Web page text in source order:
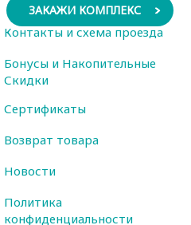
ЗАКАЖИ КОМПЛЕКС
Контакты и схема проезда
Бонусы и Накопительные
Скидки
Сертификаты
Возврат товара
Новости
Политика
конфиденциальности